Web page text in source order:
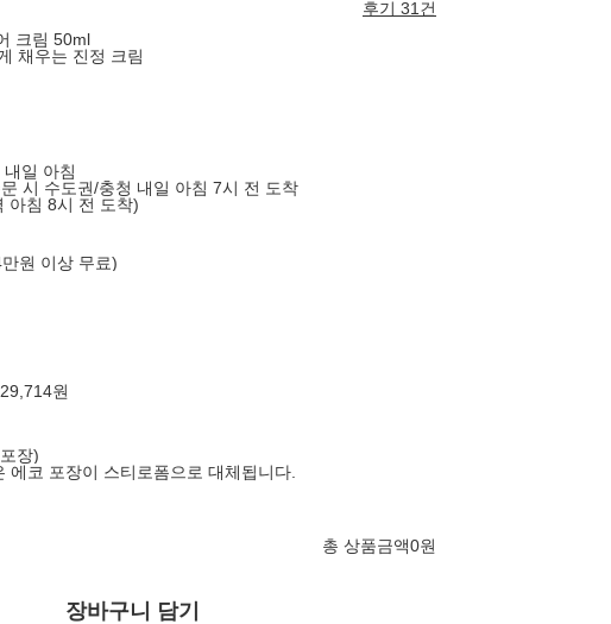
후기 31건
크림 50ml
채우는 진정 크림
내일 아침
시 수도권/충청 내일 아침 7시 전 도착
아침 8시 전 도착)
원 이상 무료)
원
장)
에코 포장이 스티로폼으로 대체됩니다.
총 상품금액0원
장바구니 담기